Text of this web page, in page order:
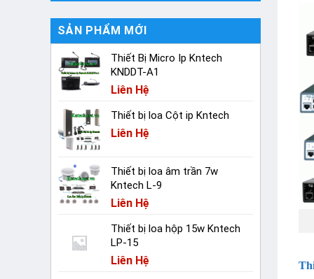
SẢN PHẨM MỚI
Thiết Bị Micro Ip Kntech
KNDDT-A1
Liên Hệ
Thiết bị loa Cột ip Kntech
Liên Hệ
Thiết bị loa âm trần 7w
Kntech L-9
Liên Hệ
Thiết bị loa hộp 15w Kntech
LP-15
Liên Hệ